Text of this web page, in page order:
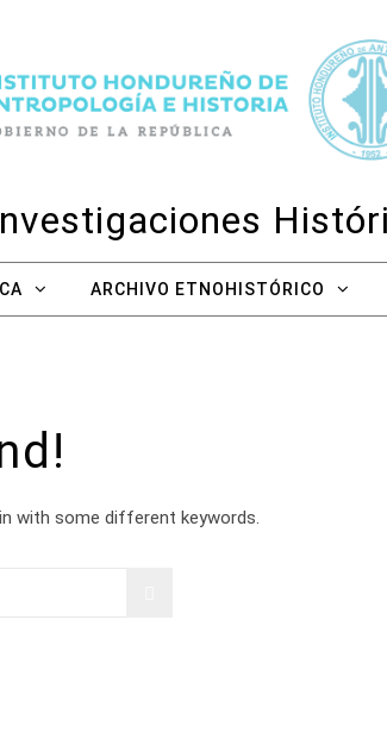
ARCHIVO ETNOHISTÓRICO
with some different keywords.